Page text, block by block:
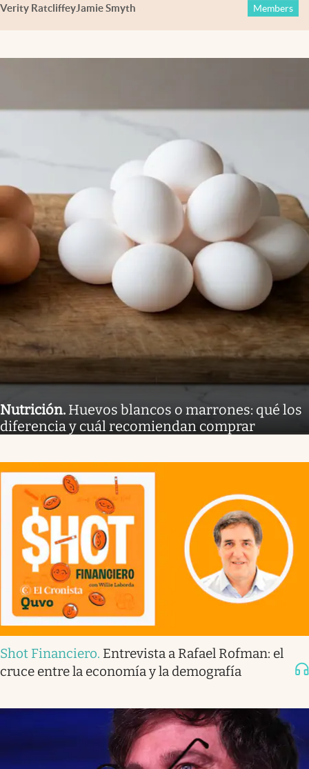
Verity RatcliffeyJamie Smyth Members
Nutrición. Huevos blancos o marrones: qué los
diferencia y cuál recomiendan comprar
Shot Financiero. Entrevista a Rafael Rofman: el
cruce entre la economía y la demografía